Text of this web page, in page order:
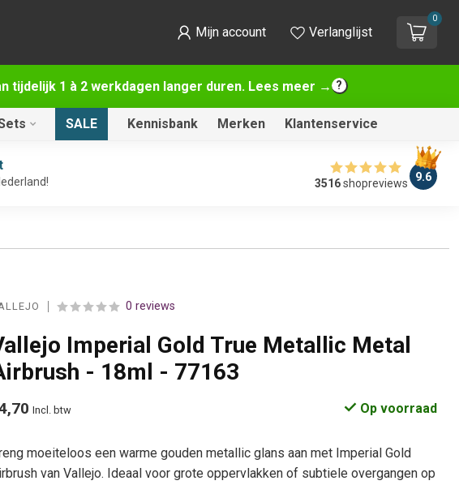
tijdelijk 1 à 2 werkdagen langer duren. Lees meer →
Mijn account Verlanglijst
0
SALE Kennisbank Merken Klantenservice
3516shopreviews 9.6
0 reviews
Imperial Gold True Metallic Metal
- 18ml - 77163
Incl. btw Op voorraad
moeiteloos een warme gouden metallic glans aan met Imperial Gold
van Vallejo. Ideaal voor grote oppervlakken of subtiele overgangen op